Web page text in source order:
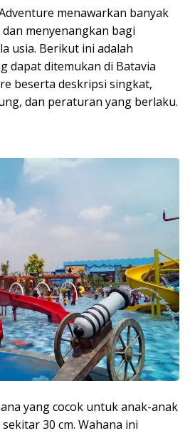
menawarkan banyak
menyenangkan bagi
usia. Berikut ini adalah
dapat ditemukan di Batavia
beserta deskripsi singkat,
dan peraturan yang berlaku.
yang cocok untuk anak-anak
30 cm. Wahana ini